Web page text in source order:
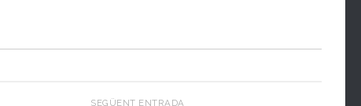
SEGÜENT ENTRADA